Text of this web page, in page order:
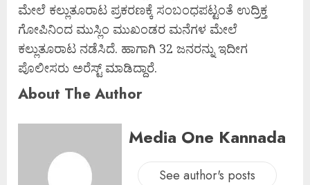
ಮೇಲೆ ಕಲ್ಲುತೂರಾಟ ಪ್ರಕರಣಕ್ಕೆ ಸಂಬಂಧಪಟ್ಟಂತೆ ಉದ್ರಿಕ್ತ
ಗೋಪಿನಿಂದ ಮುಸ್ಲಿಂ ಮುಖಂಡರ ಮನೆಗಳ ಮೇಲೆ
ಕಲ್ಲುತೂರಾಟ ನಡೆಸಿದೆ. ಹಾಗಾಗಿ 32 ಜನರನ್ನು ಇದೀಗ
ಪೊಲೀಸರು ಅರೆಸ್ಟ್ ಮಾಡಿದ್ದಾರೆ.
About The Author
Media One Kannada
See author's posts